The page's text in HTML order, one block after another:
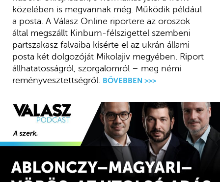
közelében is megvannak még. Működik például
a posta. A Válasz Online riportere az oroszok
által megszállt Kinburn-félszigettel szembeni
partszakasz falvaiba kísérte el az ukrán állami
posta két dolgozóját Mikolajiv megyében. Riport
állhatatosságról, szorgalomról – meg némi
reményvesztettségről.
BŐVEBBEN >>>